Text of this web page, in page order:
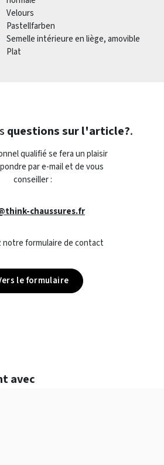
Velours
Pastellfarben
Semelle intérieure en liège, amovible
Plat
questions sur l'article?.
qualifié se fera un plaisir
par e-mail et de vous
conseiller :
chaussures.fr
notre formulaire de contact
le formulaire
avec